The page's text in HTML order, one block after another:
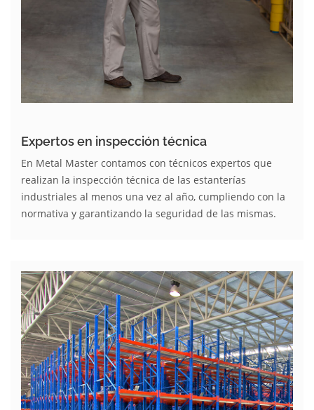
Expertos en inspección técnica
En Metal Master contamos con técnicos expertos que
realizan la inspección técnica de las estanterías
industriales al menos una vez al año, cumpliendo con la
normativa y garantizando la seguridad de las mismas.